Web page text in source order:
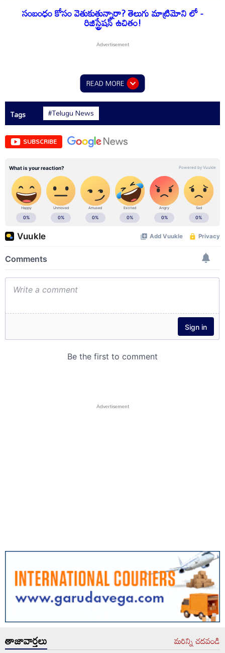
సంబంధం కోసం వెతుకుతున్నారా? తెలుగు మాట్రిమోని లో -
రిజిస్ట్రేషన్ ఉచితం!
READ MORE
Tags #Telugu News
SUBSCRIBE
తాజావార్తలు మరిన్ని చదవండి